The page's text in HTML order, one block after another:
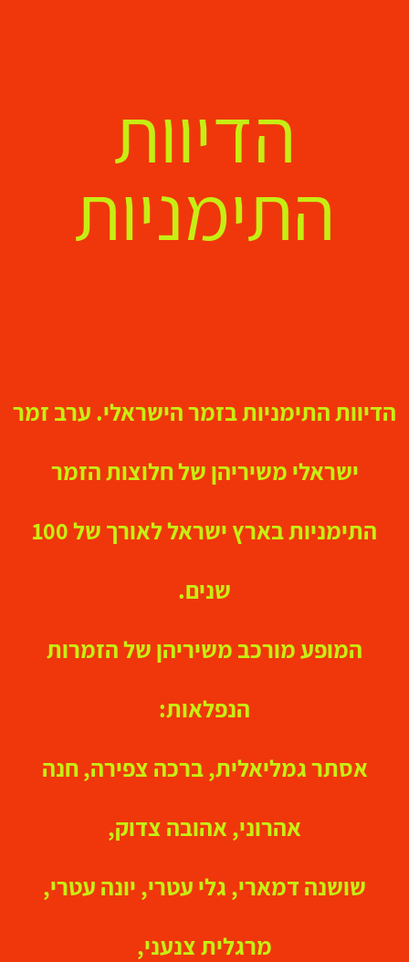
הדיוות
התימניות
הדיוות התימניות בזמר הישראלי. ערב זמר
ישראלי משיריהן של חלוצות הזמר
התימניות בארץ ישראל לאורך של 100
שנים.
המופע מורכב משיריהן של הזמרות
הנפלאות:
אסתר גמליאלית, ברכה צפירה, חנה
אהרוני, אהובה צדוק,
שושנה דמארי, גלי עטרי, יונה עטרי,
מרגלית צנעני,